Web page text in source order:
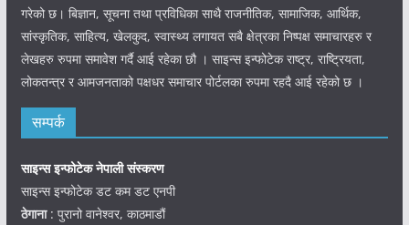
गरेको छ। बिज्ञान, सूचना तथा प्रविधिका साथै राजनीतिक, सामाजिक, आर्थिक,
सांस्कृतिक, साहित्य, खेलकुद, स्वास्थ्य लगायत सबै क्षेत्रका निष्पक्ष समाचारहरु र
लेखहरु रुपमा समावेश गर्दै आई रहेका छौ । साइन्स इन्फोटेक राष्ट्र, राष्ट्रियता,
लोकतन्त्र र आमजनताको पक्षधर समाचार पोर्टलका रुपमा रहदै आई रहेको छ ।
सम्पर्क
साइन्स इन्फोटेक नेपाली संस्करण
साइन्स इन्फोटेक डट कम डट एनपी
ठेगाना: पुरानो वानेश्वर, काठमाडौं